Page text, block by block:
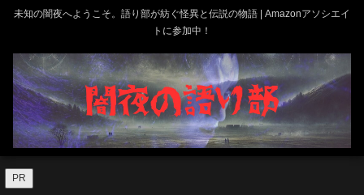
未知の闇夜へようこそ。語り部が紡ぐ怪異と伝説の物語 | Amazonアソシエイ
トに参加中！
PR